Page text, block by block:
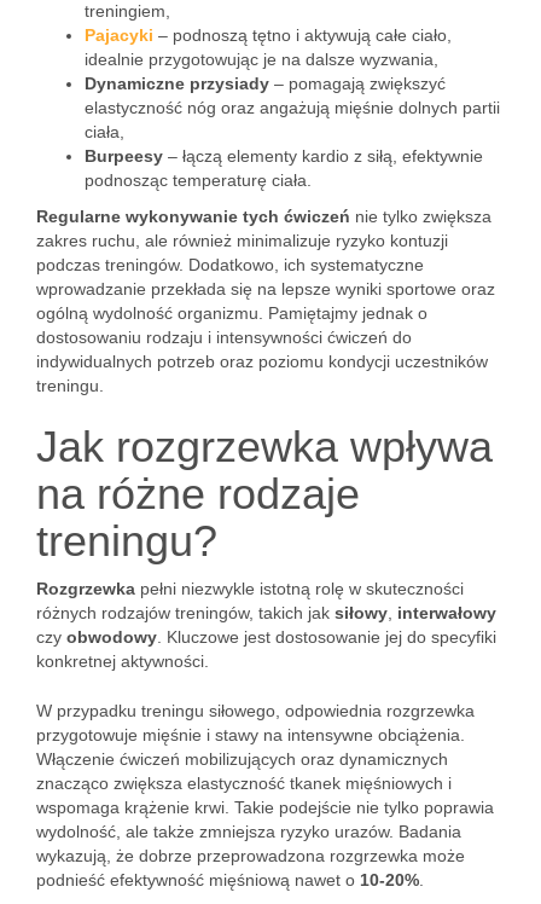
treningiem,
Pajacyki – podnoszą tętno i aktywują całe ciało,
idealnie przygotowując je na dalsze wyzwania,
Dynamiczne przysiady – pomagają zwiększyć
elastyczność nóg oraz angażują mięśnie dolnych partii
ciała,
Burpeesy – łączą elementy kardio z siłą, efektywnie
podnosząc temperaturę ciała.
Regularne wykonywanie tych ćwiczeń nie tylko zwiększa
zakres ruchu, ale również minimalizuje ryzyko kontuzji
podczas treningów. Dodatkowo, ich systematyczne
wprowadzanie przekłada się na lepsze wyniki sportowe oraz
ogólną wydolność organizmu. Pamiętajmy jednak o
dostosowaniu rodzaju i intensywności ćwiczeń do
indywidualnych potrzeb oraz poziomu kondycji uczestników
treningu.
Jak rozgrzewka wpływa
na różne rodzaje
treningu?
Rozgrzewka pełni niezwykle istotną rolę w skuteczności
różnych rodzajów treningów, takich jak siłowy interwałowy
czy obwodowy . Kluczowe jest dostosowanie jej do specyfiki
konkretnej aktywności.
W przypadku treningu siłowego, odpowiednia rozgrzewka
przygotowuje mięśnie i stawy na intensywne obciążenia.
Włączenie ćwiczeń mobilizujących oraz dynamicznych
znacząco zwiększa elastyczność tkanek mięśniowych i
wspomaga krążenie krwi. Takie podejście nie tylko poprawia
wydolność, ale także zmniejsza ryzyko urazów. Badania
wykazują, że dobrze przeprowadzona rozgrzewka może
podnieść efektywność mięśniową nawet o 10-20%